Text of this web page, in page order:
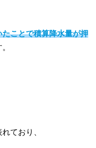
ことで積算降水量が押
ており、